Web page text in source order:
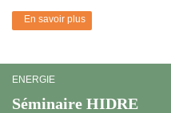
En savoir plus
ENERGIE
Séminaire HIDRE